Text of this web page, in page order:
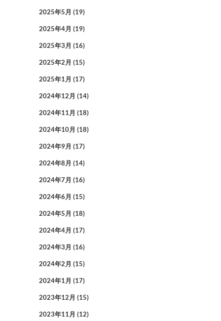
2025年5月 (19)
2025年4月 (19)
2025年3月 (16)
2025年2月 (15)
2025年1月 (17)
2024年12月 (14)
2024年11月 (18)
2024年10月 (18)
2024年9月 (17)
2024年8月 (14)
2024年7月 (16)
2024年6月 (15)
2024年5月 (18)
2024年4月 (17)
2024年3月 (16)
2024年2月 (15)
2024年1月 (17)
2023年12月 (15)
2023年11月 (12)